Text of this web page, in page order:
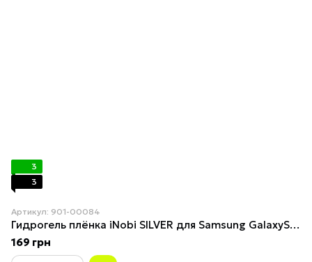
3
3
Артикул: 901-00084
Гидрогель плёнка iNobi SILVER для Samsung GalaxyS20FE
169 грн